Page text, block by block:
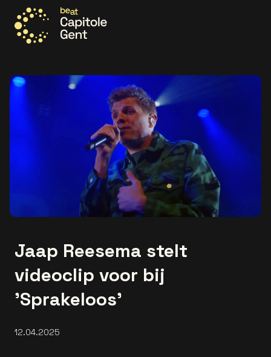
Jaap Reesema stelt
videoclip voor bij
'Sprakeloos'
12.04.2025